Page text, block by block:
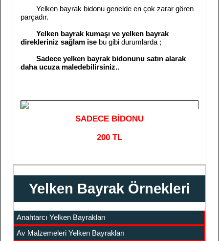
Yelken bayrak bidonu genelde en çok zarar gören
parçadır.
Yelken bayrak kumaşı ve yelken bayrak
direkleriniz sağlam ise bu gibi durumlarda ;
Sadece yelken bayrak bidonunu satın alarak
daha ucuza maledebilirsiniz..
SADECE BİDONU
200 TL
Yelken Bayrak Örnekleri
Anahtarcı Yelken Bayrakları
Av Malzemeleri Yelken Bayrakları